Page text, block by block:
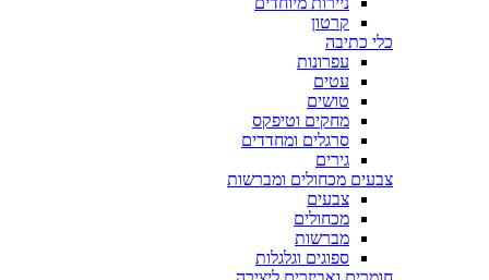
קרטון
כלי כתיבה
עפרונות
עטים
טושים
מחקים וטיפקס
סרגלים ומחדדים
גירים
צבעים מכחולים ומברשות
צבעים
מכחולים
מברשות
ספוגים וגלגלות